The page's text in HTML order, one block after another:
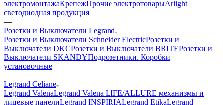
электромонтажаКрепежПрочие электротоварыArlight
светодиодная продукция
—
Розетки и Выключатели Legrand
Розетки и Выключатели Schneider ElectricРозетки и
Выключатели DKCРозетки и Выключатели BRITEРозетки и
Выключатели SKANDYПодрозетники. Коробки
установочные
—
Legrand Celiane
Legrand ValenaLegrand Valena LIFE/ALLURE механизмы и
лицевые панелиLegrand INSPIRIALegrand EtikaLegrand